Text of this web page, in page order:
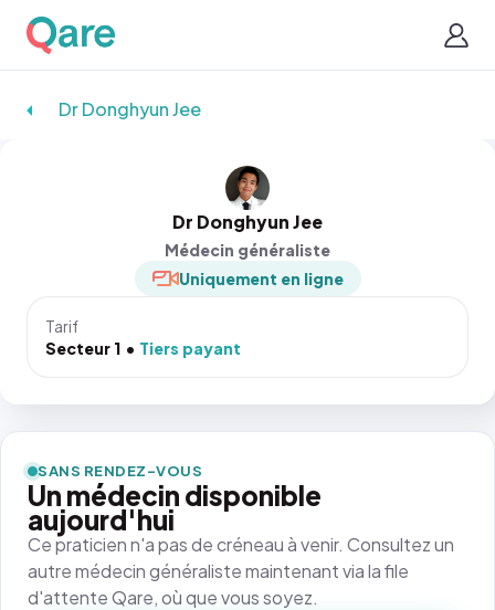
Dr Donghyun Jee
Dr Donghyun Jee
Médecin généraliste
Uniquement en ligne
Tarif
Secteur 1
Tiers payant
SANS RENDEZ-VOUS
Un médecin disponible
aujourd'hui
Ce praticien n'a pas de créneau à venir. Consultez un
autre médecin généraliste maintenant via la file
d'attente Qare, où que vous soyez.